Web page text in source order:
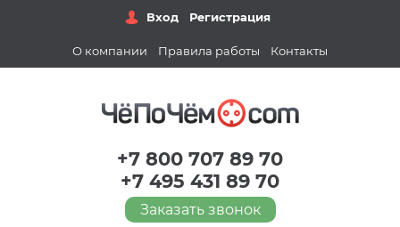
Вход Регистрация
О компании Правила работы Контакты
+7 800 707 89 70
+7 495 431 89 70
Заказать звонок